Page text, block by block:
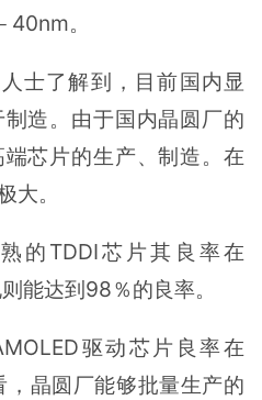
。
士了解到，目前国内显
造。由于国内晶圆厂的
芯片的生产、制造。在
大。
的TDDI芯片其良率在
能达到98％的良率。
驱动芯片良率在
晶圆厂能够批量生产的